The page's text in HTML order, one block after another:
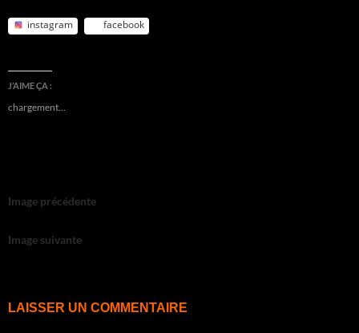
instagram facebook
J’AIME ÇA :
chargement…
Image précédente
Image suivante
LAISSER UN COMMENTAIRE